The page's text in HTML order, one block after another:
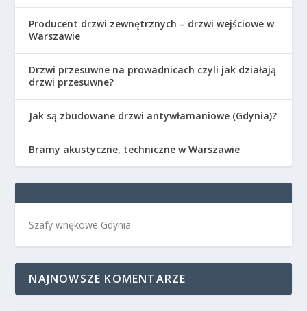
Producent drzwi zewnętrznych – drzwi wejściowe w
Warszawie
Drzwi przesuwne na prowadnicach czyli jak działają
drzwi przesuwne?
Jak są zbudowane drzwi antywłamaniowe (Gdynia)?
Bramy akustyczne, techniczne w Warszawie
Szafy wnękowe Gdynia
NAJNOWSZE KOMENTARZE